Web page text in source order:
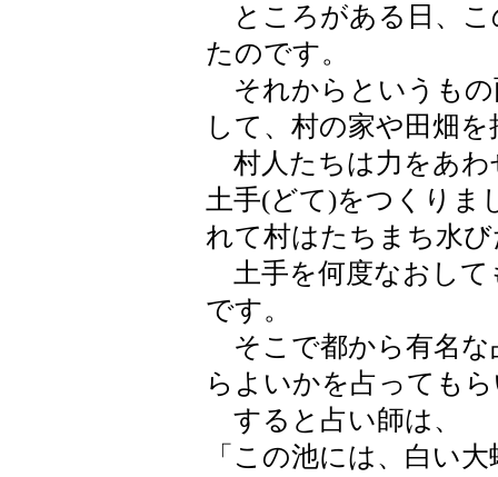
ところがある日、こ
たのです。
それからというもの
して、村の家や田畑
村人たちは力をあわ
土手(どて)をつくりま
れて村はたちまち水
土手を何度なおして
です。
そこで都から有名な
らよいかを占っても
すると占い師は、
「この池には、白い